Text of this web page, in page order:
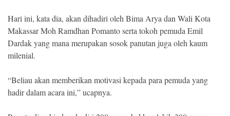
Hari ini, kata dia, akan dihadiri oleh Bima Arya dan Wali Kota
Makassar Moh Ramdhan Pomanto serta tokoh pemuda Emil
Dardak yang mana merupakan sosok panutan juga oleh kaum
milenial.
“Beliau akan memberikan motivasi kepada para pemuda yang
hadir dalam acara ini,” ucapnya.